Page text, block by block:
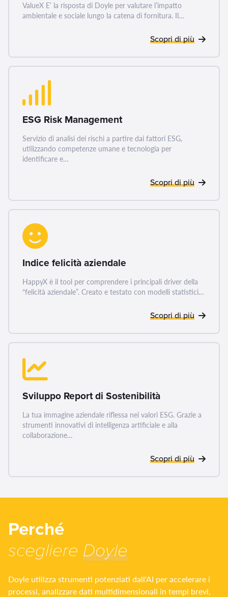
APPLICAZIONI
ESG PER UN
PROIETTATO AL
FUTURO
Servizi per la sostenibilità
aziendale
ValueX E’ la risposta di Doyle per valutare l’impatto
ambientale e sociale lungo la catena di fornitura. Il…
Scopri di più
ESG Risk Management
Servizio di analisi dei rischi a partire dai fattori ESG,
utilizzando competenze umane e tecnologia per
identificare e…
Scopri di più
Indice felicità aziendale
HappyX è il tool per comprendere i principali driver della
“felicità aziendale”. Creato e testato con modelli statistici…
Scopri di più
Sviluppo Report di Sostenibilità
La tua immagine aziendale riflessa nei valori ESG. Grazie a
strumenti innovativi di intelligenza artificiale e alla
collaborazione…
Scopri di più
Perché
scegliereDoyle
Doyle utilizza strumenti potenziati dall'AI per accelerare i
processi, analizzare dati multidimensionali in tempi brevi,